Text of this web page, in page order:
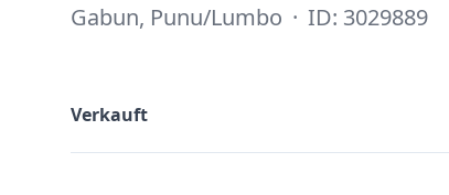
Gabun, Punu/Lumbo · ID: 3029889
Verkauft